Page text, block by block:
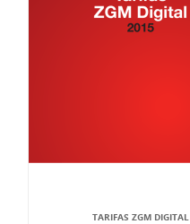
TARIFAS ZGM DIGITAL